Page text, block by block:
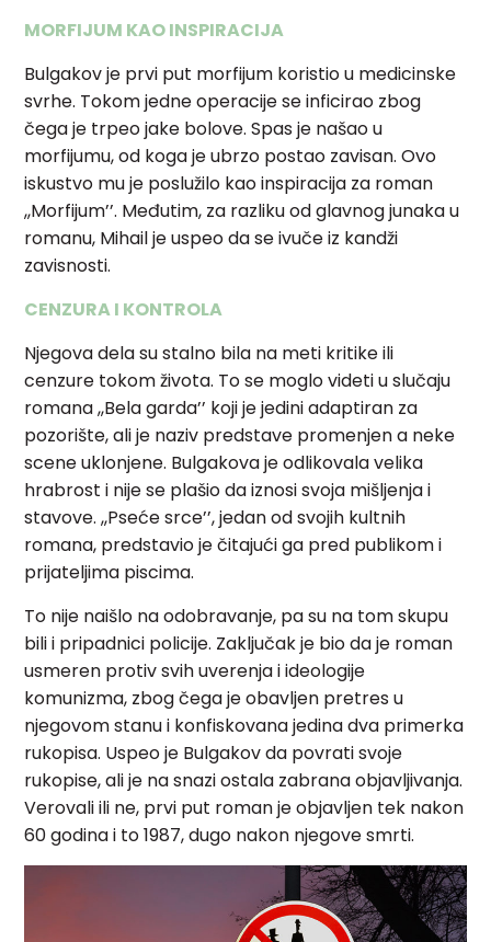
MORFIJUM KAO INSPIRACIJA
Bulgakov je prvi put morfijum koristio u medicinske
svrhe. Tokomjedne operacije se inficirao zbog
čega je trpeo jake bolove. Spas je našao u
morfijumu, od koga je ubrzo postao zavisan. Ovo
iskustvo mu je poslužilo kaoinspiracija za roman
,,Morfijum’’. Međutim, za razliku od glavnog junaka u
romanu, Mihail je uspeo da se ivuče iz kandži
zavisnosti.
CENZURA I KONTROLA
Njegova dela su stalno bila na meti kritike ili
cenzure tokomživota. To se moglo videti u slučaju
romana ,,Bela garda’’ koji je jediniadaptiran za
pozorište, ali je naziv predstave promenjen a neke
sceneuklonjene. Bulgakova je odlikovala velika
hrabrost i nije se plašio da iznosisvoja mišljenja i
stavove. ,,Pseće srce’’, jedan od svojih kultnih
romana, predstavioje čitajući ga pred publikom i
prijateljima piscima.
To nije naišlo naodobravanje, pa su na tom skupu
bili i pripadnici policije. Zaključak je bio daje roman
usmeren protiv svih uverenja i ideologije
komunizma, zbog čega je obavljen pretres u
njegovom stanu i konfiskovana jedina dva primerka
rukopisa. Uspeo je Bulgakov da povrati svoje
rukopise, ali je na snazi ostala zabranaobjavljivanja.
Verovali ili ne, prvi put roman je objavljen tek nakon
60 godinai to 1987, dugo nakon njegove smrti.